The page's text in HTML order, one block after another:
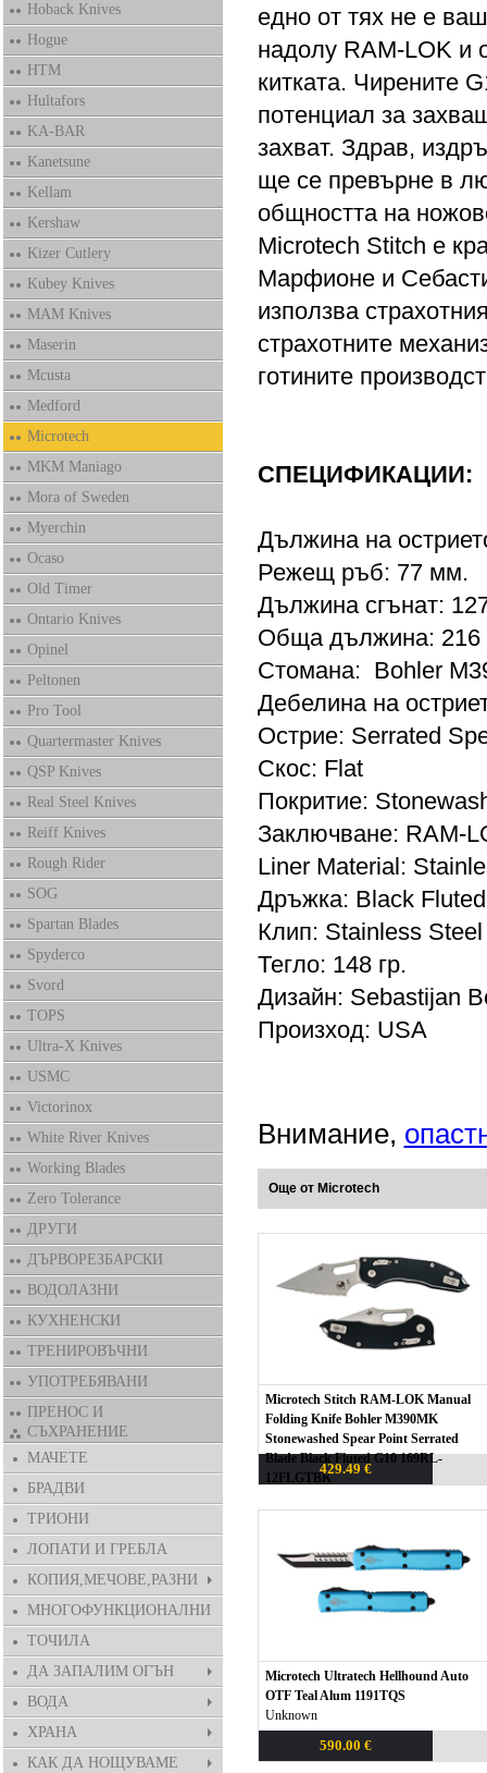
Hoback Knives
Hogue
HTM
Hultafors
KA-BAR
Kanetsune
Kellam
Kershaw
Kizer Cutlery
Kubey Knives
MAM Knives
Maserin
Mcusta
Medford
Microtech
MKM Maniago
Mora of Sweden
Myerchin
Ocaso
Old Timer
Ontario Knives
Opinel
Peltonen
Pro Tool
Quartermaster Knives
QSP Knives
Real Steel Knives
Reiff Knives
Rough Rider
SOG
Spartan Blades
Spyderco
Svord
TOPS
Ultra-X Knives
USMC
Victorinox
White River Knives
Working Blades
Zero Tolerance
ДРУГИ
ДЪРВОРЕЗБАРСКИ
ВОДОЛАЗНИ
КУХНЕНСКИ
ТРЕНИРОВЪЧНИ
УПОТРЕБЯВАНИ
ПРЕНОС И
СЪХРАНЕНИЕ
МАЧЕТЕ
БРАДВИ
ТРИОНИ
ЛОПАТИ И ГРЕБЛА
КОПИЯ,МЕЧОВЕ,РАЗНИ
МНОГОФУНКЦИОНАЛНИ
ТОЧИЛА
ДА ЗАПАЛИМ ОГЪН
ВОДА
ХРАНА
КАК ДА НОЩУВАМЕ
едно от тях не е
надолу RAM-LOK и
китката. Чирените
потенциал за
захват. Здрав,
ще се превърне в
общността на
Microtech Stitch е
Марфионе и
използва
страхотните
готините
СПЕЦИФИКАЦИИ:
Дължина на
Режещ ръб: 77 мм.
Дължина сгънат:
Обща дължина:
Стомана: Bohler
Дебелина на
Острие: Serrated
Скос: Flat
Покритие:
Заключване: RAM-
Liner Material:
Дръжка: Black
Клип: Stainless
Тегло: 148 гр.
Дизайн: Sebastijan
Произход: USA
Внимание,
Още от Microtech
Microtech Stitch RAM-LOK Manual
Folding Knife Bohler M390MK
Stonewashed Spear Point Serrated
Blade Black Fluted G10 169RL-
12FLGTBK
429.49 €
Microtech Ultratech Hellhound Auto
OTF Teal Alum 1191TQS
Unknown
590.00 €